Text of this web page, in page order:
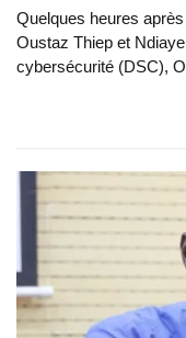
Quelques heures
Oustaz Thiep et
cybersécurité (DSC),